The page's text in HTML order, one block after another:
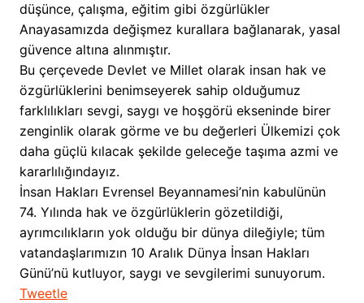
düşünce, çalışma, eğitim gibi özgürlükler
Anayasamızda değişmez kurallara bağlanarak, yasal
güvence altına alınmıştır.
Bu çerçevede Devlet ve Millet olarak insan hak ve
özgürlüklerini benimseyerek sahip olduğumuz
farklılıkları sevgi, saygı ve hoşgörü ekseninde birer
zenginlik olarak görme ve bu değerleri Ülkemizi çok
daha güçlü kılacak şekilde geleceğe taşıma azmi ve
kararlılığındayız.
İnsan Hakları Evrensel Beyannamesi’nin kabulünün
74. Yılında hak ve özgürlüklerin gözetildiği,
ayrımcılıkların yok olduğu bir dünya dileğiyle; tüm
vatandaşlarımızın 10 Aralık Dünya İnsan Hakları
Günü’nü kutluyor, saygı ve sevgilerimi sunuyorum.
Tweetle